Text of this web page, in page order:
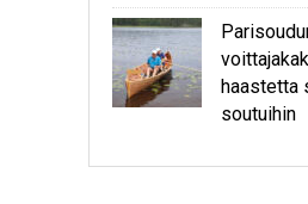
haastetta
soutuihin